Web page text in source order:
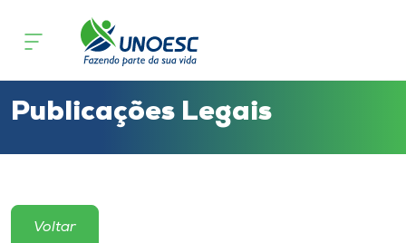
Cursos
Atendimento ao Estudante
Publicações Legais
Voltar